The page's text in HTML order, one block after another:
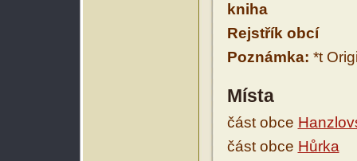
kniha
Rejstřík obcí
Poznámka: *t
Místa
část obce
část obce Hůrka